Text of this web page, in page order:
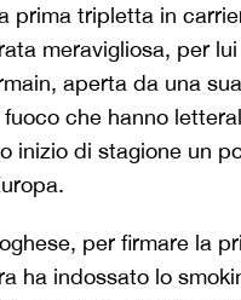
prima tripletta in
meravigliosa, per
aperta da una
che hanno
inizio di stagione un
per firmare la
ha indossato lo